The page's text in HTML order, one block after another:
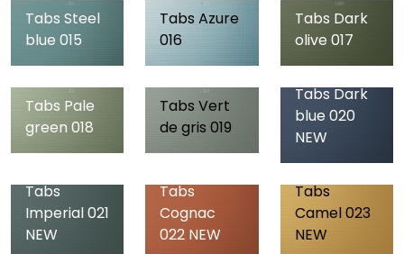
Tabs Steel
blue 015
Tabs Azure
016
Tabs Dark
olive 017
Tabs Pale
green 018
Tabs Vert
de gris 019
Tabs Dark
blue 020
NEW
Tabs
Imperial 021
NEW
Tabs
Cognac
022 NEW
Tabs
Camel 023
NEW